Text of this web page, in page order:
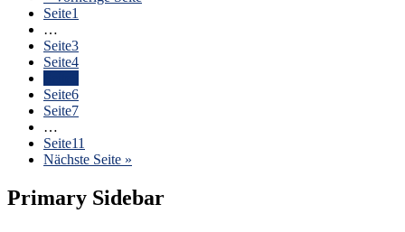
Seite1
…
Seite3
Seite4
Seite6
Seite7
…
Seite11
Nächste Seite »
Primary Sidebar